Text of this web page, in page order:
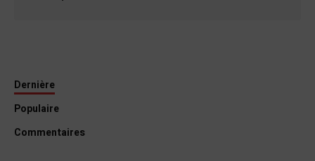
Dernière
Populaire
Commentaires